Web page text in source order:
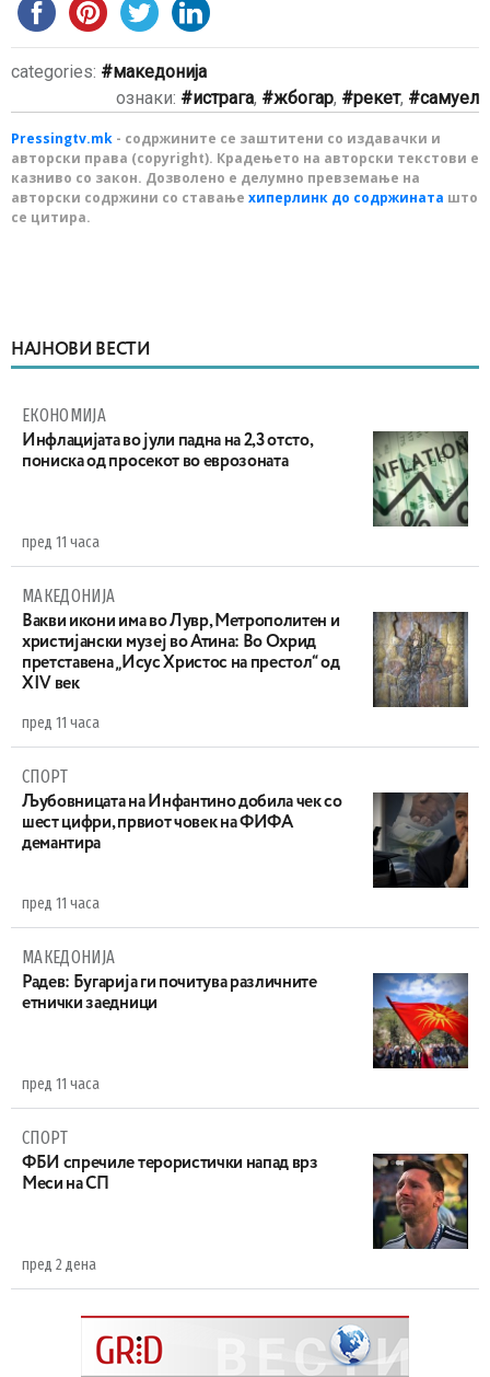
categories:
македонија
ознаки:
истрага, жбогар, рекет, самуел
Pressingtv.mk - содржините се заштитени со издавачки и
авторски права (copyright). Крадењето на авторски текстови е
казниво со закон. Дозволено е делумно превземање на
авторски содржини со ставање хиперлинк до содржината што
се цитира.
НАЈНОВИ ВЕСТИ
ЕКОНОМИЈА
Инфлацијата во јули падна на 2,3 отсто,
пониска од просекот во еврозоната
пред 11 часа
МАКЕДОНИЈА
Вакви икони има во Лувр, Метрополитен и
христијански музеј во Атина: Во Охрид
претставена „Исус Христос на престол“ од
XIV век
пред 11 часа
СПОРТ
Љубовницата на Инфантино добила чек со
шест цифри, првиот човек на ФИФА
демантира
пред 11 часа
МАКЕДОНИЈА
Радев: Бугарија ги почитува различните
етнички заедници
пред 11 часа
СПОРТ
ФБИ спречиле терористички напад врз
Меси на СП
пред 2 дена